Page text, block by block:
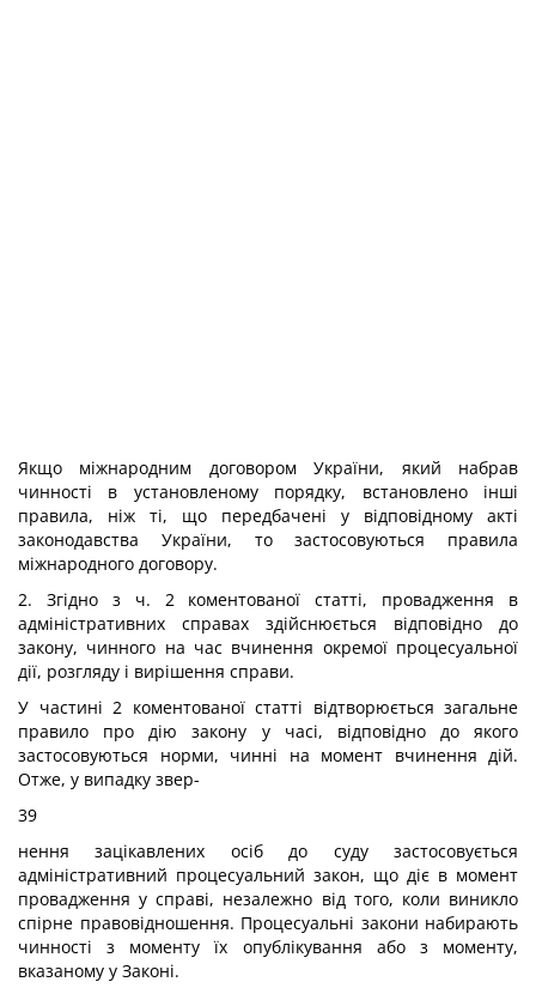
Якщо міжнародним договором України, який набрав
чинності в установленому порядку, встановлено інші
правила, ніж ті, що передбачені у відповідному акті
законодавства України, то застосовуються правила
міжнародного договору.
2. Згідно з ч. 2 коментованої статті, провадження в
адміністративних справах здійснюється відповідно до
закону, чинного на час вчинення окремої процесуальної
дії, розгляду і вирішення справи.
У частині 2 коментованої статті відтворюється загальне
правило про дію закону у часі, відповідно до якого
застосовуються норми, чинні на момент вчинення дій.
Отже, у випадку звер-
39
нення зацікавлених осіб до суду застосовується
адміністративний процесуальний закон, що діє в момент
провадження у справі, незалежно від того, коли виникло
спірне правовідношення. Процесуальні закони набирають
чинності з моменту їх опублікування або з моменту,
вказаному у Законі.